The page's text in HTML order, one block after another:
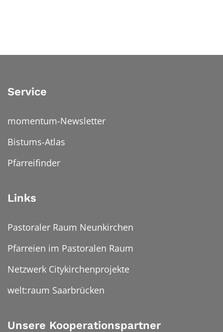
Service
momentum-Newsletter
Bistums-Atlas
Pfarreifinder
Links
Pastoraler Raum Neunkirchen
Pfarreien im Pastoralen Raum
Netzwerk Citykirchenprojekte
welt:raum Saarbrücken
Unsere Kooperationspartner